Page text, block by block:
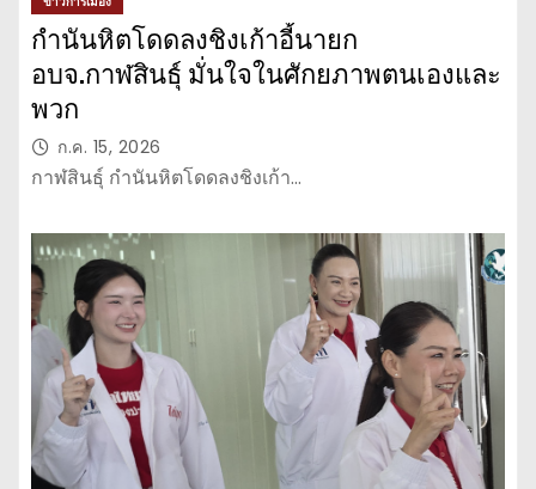
กำนันหิตโดดลงชิงเก้าอี้นายก
อบจ.กาฬสินธุ์ มั่นใจในศักยภาพตนเองและ
พวก
ก.ค. 15, 2026
กาฬสินธุ์ กำนันหิตโดดลงชิงเก้า…